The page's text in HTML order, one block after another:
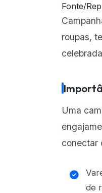
Fonte/
roupas,
Uma
conectar
de